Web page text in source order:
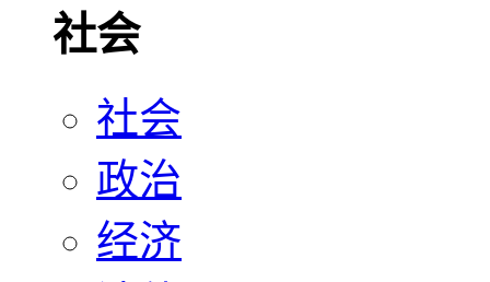
社会
社会
政治
经济